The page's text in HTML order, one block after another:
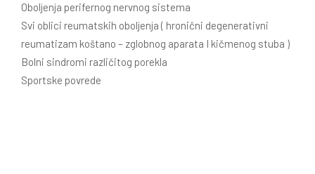
Oboljenja perifernog nervnog sistema
Svi oblici reumatskih oboljenja ( hronični degenerativni
reumatizam koštano – zglobnog aparata I kičmenog stuba )
Bolni sindromi različitog porekla
Sportske povrede